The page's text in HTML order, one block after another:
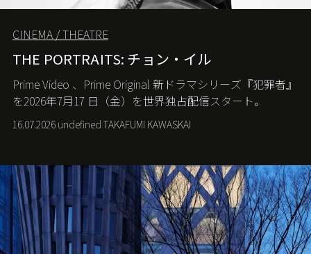
CINEMA / THEATRE
THE PORTRAITS: チョン・イル
Prime Video 、 Prime Original 新ドラマシリーズ『犯罪者』
を2026年7月17 日（金）を世界独占配信スタート。
16.07.2026 undefined TAKAFUMI KAWASKAI